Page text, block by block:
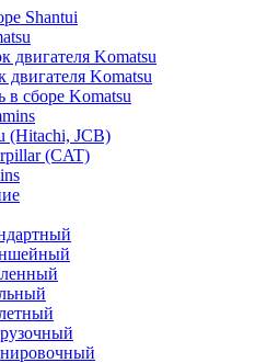
Shantui
двигателя Komatsu
двигателя Komatsu
в сборе Komatsu
(Hitachi, JCB)
(CAT)